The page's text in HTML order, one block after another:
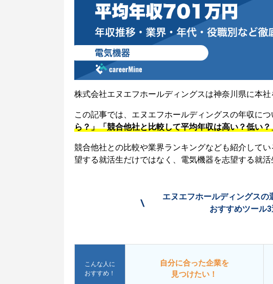
株式会社エヌエフホールディングスは神奈川県に本社
この記事では、エヌエフホールディングスの年収につ
ら？」「競合他社と比較して平均年収は高い？低い？
競合他社との比較や業界ランキングなども紹介して
望する就活生だけではなく、電気機器を志望する就
\
エヌエフホールディングスの
おすすめツール3
こんな人に
おすすめ！
自分に合った企業を
見つけたい！